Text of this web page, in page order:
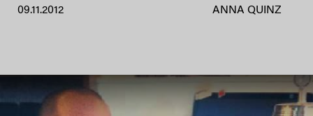
09.11.2012 ANNA QUINZ